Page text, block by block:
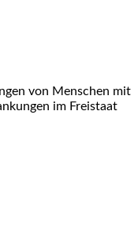
von Menschen mit
im Freistaat